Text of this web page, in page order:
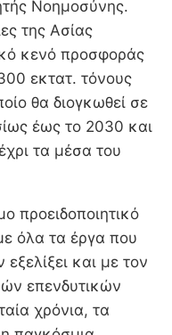
Νοημοσύνης.
της Ασίας
κενό προσφοράς
εκτατ. τόνους
θα διογκωθεί σε
έως το 2030 και
τα μέσα του
προειδοποιητικό
όλα τα έργα που
και με τον
επενδυτικών
χρόνια, τα